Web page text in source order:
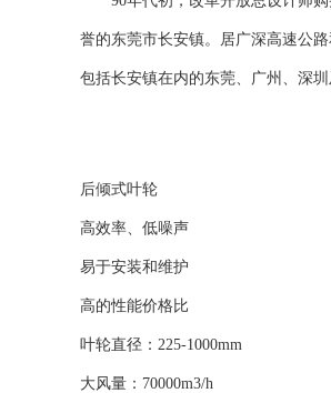
誉的东莞市长安镇。居广深高速公
包括长安镇在内的东莞、广州、深
后倾式叶轮
高效率、低噪声
易于安装和维护
高的性能价格比
叶轮直径：225-1000mm
大风量：70000m3/h